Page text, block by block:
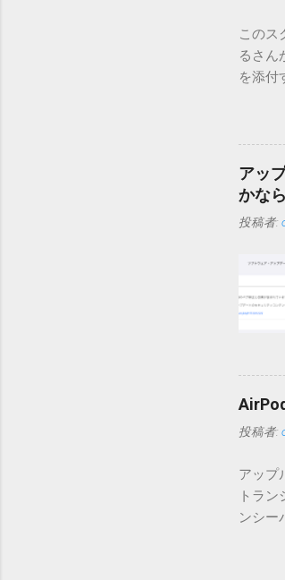
このス
るさん
を添付
す。
点が多
は
されて
を見る
うよ
バージ
一つず
目的
ール本
定して
応じて
アッ
かな
投稿者:
投稿者:
アップ
トラ
ンシー
証で